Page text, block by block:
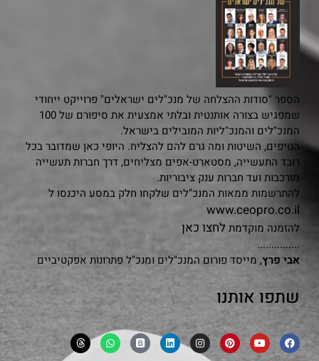
הספר "סודות ההצלחה של מנכ"לים ישראלים" פרוייקט ייחודי
שמפגיש בצורה אותנטית ובלתי אמצעית את סיפורם של 100
המנכ"לים והמנכ"ליות המובילים בישראל.
הטיפים, השיטות ומה גרם להם להצליח. היופי כאן שמדובר בכל
רובד התעשייה, מסטארט-אפים מצליחים, דרך חברות תעשייה
מורכבות ועד חברות ענק ציבוריות.
להתרשמות ממאות המנכ"לים שלקחו חלק במסע היכנסו ל
www.ceopro.co.il
להזמנה מוקדמת לחצו כאן
...............
אבי פרץ, מייסד פורום המנכ"לים ומנכ"ל פתרונות אפקטיביים
שתפו אותנו